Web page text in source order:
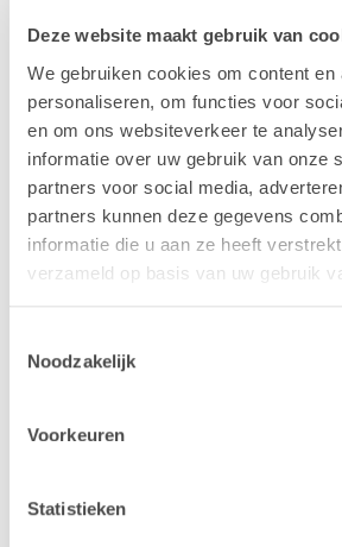
Deze website maakt gebruik van
We gebruiken cookies om content en
personaliseren, om functies voor
en om ons websiteverkeer te
informatie over uw gebruik van onze
partners voor social media,
partners kunnen deze gegevens
informatie die u aan ze heeft
verzameld op basis van uw gebruik
Noodzakelijk
Voorkeuren
Statistieken
Pollinisation croisée
Au VIGC, on regarde ce projet avec
illustre parfaitement notre mission",
Steutelings. « Nous réunissons des
mise en œuvre. C’est cette
la différence : relier les
entreprises. C’est là notre force en
Des résultats concrets